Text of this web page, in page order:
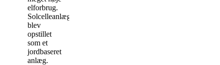
elforbrug.
Solcelleanlægget
blev
opstillet
som et
jordbaseret
anlæg.